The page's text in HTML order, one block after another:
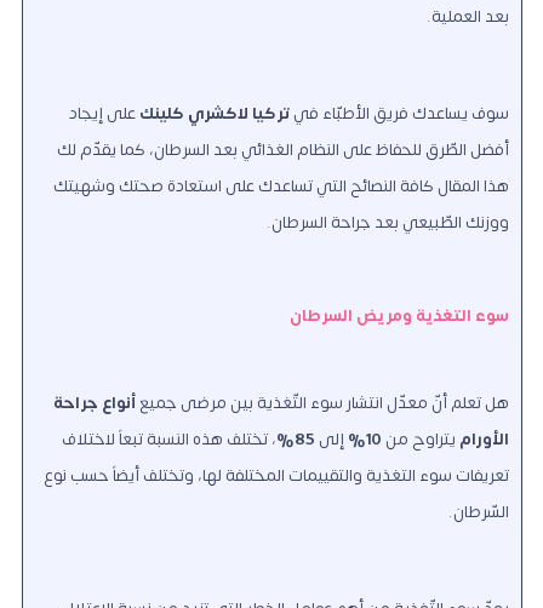
بعد العملية.
سوف يساعدك فريق الأطبّاء فيتركيا لاكشري كلينكعلى إيجاد
أفضل الطّرق للحفاظ على النظام الغذائي بعد السرطان، كما يقدّم لك
هذا المقال كافة النصائح التي تساعدك على استعادة صحتك وشهيتك
ووزنك الطّبيعي بعد جراحة السرطان.
سوء التغذية ومريض السرطان
هل تعلم أنّ معدّل انتشار سوء التّغذية بين مرضى جميعأنواع جراحة
الأورام يتراوح من 10% إلى 85%
، تختلف هذه النسبة تبعاً لاختلاف
تعريفات سوء التغذية والتقييمات المختلفة لها، وتختلف أيضاً حسب نوع
السّرطان.